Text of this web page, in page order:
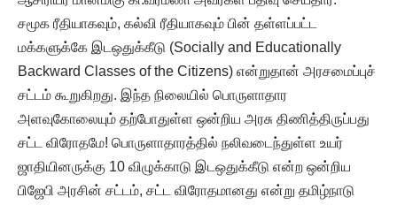
சமூக ரீதியாகவும், கல்வி ரீதியாகவும் பின் தள்ளப்பட்ட
மக்களுக்கே இடஒதுக்கீடு (Socially and Educationally
Backward Classes of the Citizens) என்றுதான் அரசமைப்புச்
சட்டம் கூறுகிறது. இந்த நிலையில் பொருளாதார
அளவுகோலையும் தற்போதுள்ள ஒன்றிய அரசு திணித்திருப்பது
சட்ட விரோதமே! பொருளாதாரத்தில் நலிவடைந்துள்ள உயர்
ஜாதியினருக்கு 10 விழுக்காடு இடஒதுக்கீடு என்ற ஒன்றிய
பிஜேபி அரசின் சட்டம், சட்ட விரோதமானது என்று தமிழ்நாடு